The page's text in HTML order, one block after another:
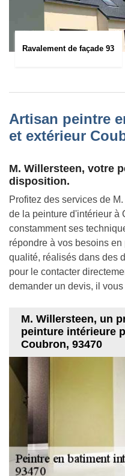
Ravalement de façade 93
Artisan peintre
et extérieur
M. Willersteen, votre
disposition.
Profitez des services de
de la peinture d'intérieur à
constamment ses
répondre à vos besoins
qualité, réalisés dans des
pour le contacter
demander un devis, il
M. Willersteen, un
peinture intérieure
Coubron, 93470